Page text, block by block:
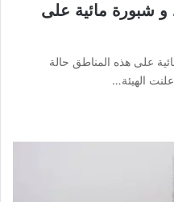
و شبورة مائية على
على هذه المناطق حالة